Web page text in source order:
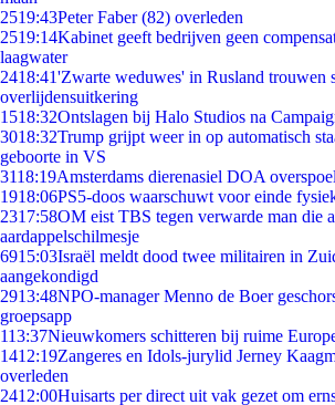
2519:43Peter Faber (82) overleden
2519:14Kabinet geeft bedrijven geen
laagwater
2418:41'Zwarte weduwes' in Rusland trouwen
overlijdensuitkering
1518:32Ontslagen bij Halo Studios na
3018:32Trump grijpt weer in op automatisch
geboorte in VS
3118:19Amsterdams dierenasiel DOA
1918:06PS5-doos waarschuwt voor einde
2317:58OM eist TBS tegen verwarde man die
aardappelschilmesje
6915:03Israël meldt dood twee militairen in
aangekondigd
2913:48NPO-manager Menno de Boer
groepsapp
113:37Nieuwkomers schitteren bij ruime
1412:19Zangeres en Idols-jurylid Jerney
overleden
2412:00Huisarts per direct uit vak gezet om